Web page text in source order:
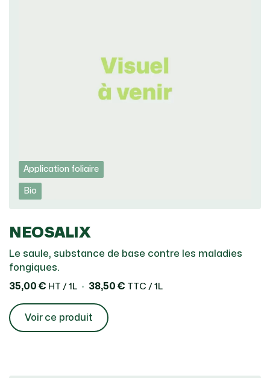
Application foliaire
Bio
NEOSALIX
Le saule, substance de base contre les maladies
fongiques.
35,00 € HT / 1L 38,50 € TTC / 1L
Voir ce produit